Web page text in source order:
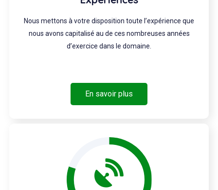
Nous mettons à votre disposition toute l’expérience que
nous avons capitalisé au de ces nombreuses années
d’exercice dans le domaine.
En savoir plus